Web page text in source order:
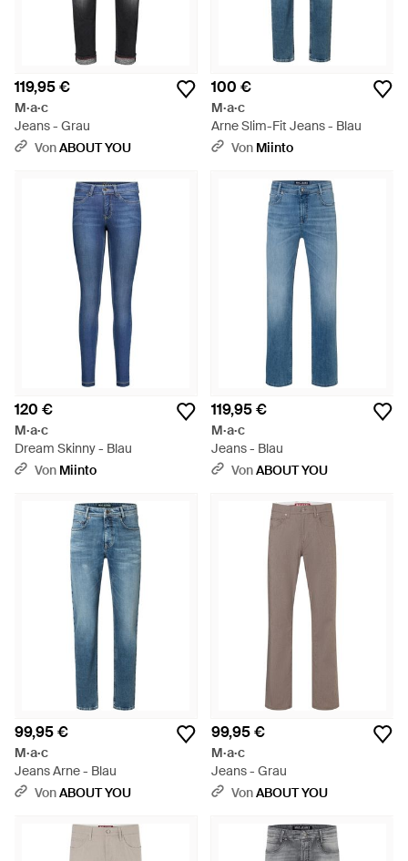
119,95 €
M·a·c
Jeans - Grau
VonABOUT YOU
100 €
M·a·c
Arne Slim-Fit Jeans - Blau
Von Miinto
120 €
M·a·c
Dream Skinny - Blau
Von Miinto
119,95 €
M·a·c
Jeans - Blau
VonABOUT YOU
99,95 €
M·a·c
Jeans Arne - Blau
VonABOUT YOU
99,95 €
M·a·c
Jeans - Grau
VonABOUT YOU